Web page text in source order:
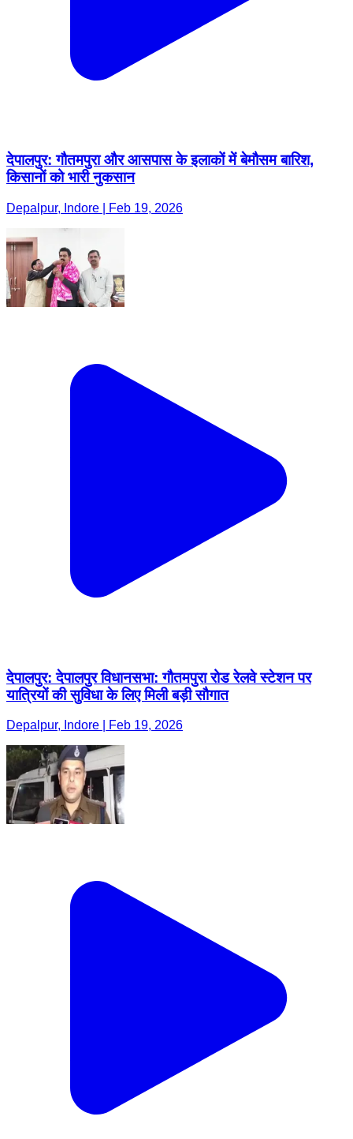
देपालपुर: गौतमपुरा और आसपास के इलाकों में बेमौसम बारिश,
किसानों को भारी नुकसान
Depalpur, Indore | Feb 19, 2026
देपालपुर: देपालपुर विधानसभा: गौतमपुरा रोड रेलवे स्टेशन पर
यात्रियों की सुविधा के लिए मिली बड़ी सौगात
Depalpur, Indore | Feb 19, 2026